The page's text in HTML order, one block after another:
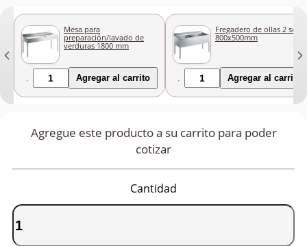
Mesa para
preparación/lavado de
verduras 1800 mm
Agregar al carrito
Fregadero de ollas 2
800x500mm
Agregar al carrito
Agregue este producto a su carrito para poder
cotizar
Cantidad